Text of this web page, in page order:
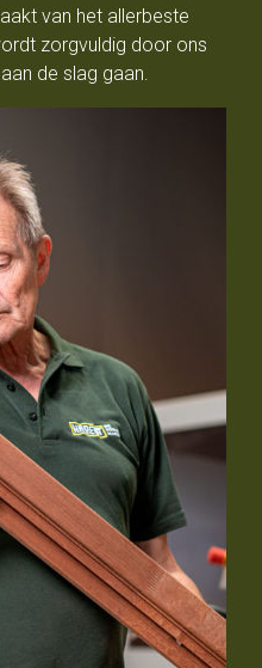
van het allerbeste
zorgvuldig door ons
de slag gaan.